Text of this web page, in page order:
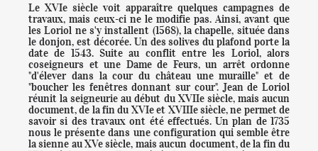
VISITES
PRODUCTEURS LOCAUX
CONTACT/ACCÈS
Le XVIe siècle voit apparaître quelques campagnes de
travaux, mais ceux-ci ne le modifie pas. Ainsi, avant que
les Loriol ne s'y installent (1568), la chapelle, située dans
le donjon, est décorée. Un des solives du plafond porte la
date de 1543. Suite au conflit entre les Loriol, alors
coseigneurs et une Dame de Feurs, un arrêt ordonne
"d'élever dans la cour du château une muraille" et de
"boucher les fenêtres donnant sur cour". Jean de Loriol
réunit la seigneurie au début du XVIIe siècle, mais aucun
document, de la fin du XVIe et XVIIIe siècle, ne permet de
savoir si des travaux ont été effectués. Un plan de 1735
nous le présente dans une configuration qui semble être
la sienne au XVe siècle, mais aucun document, de la fin du